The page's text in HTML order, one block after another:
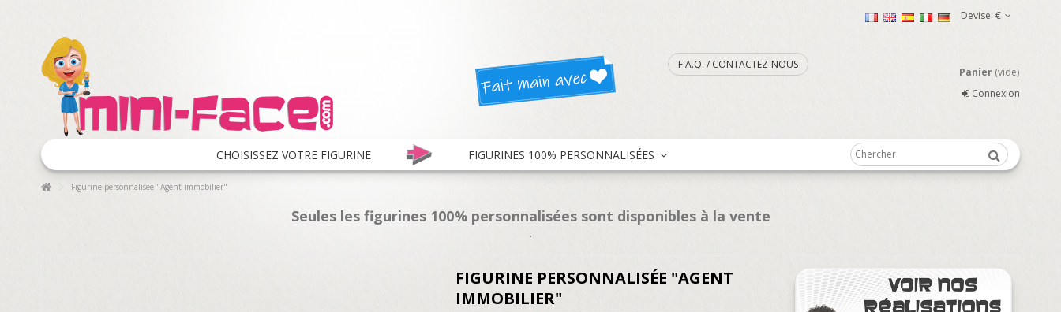
Devise: €
F.A.Q. / CONTACTEZ-NOUS
Panier (vide)
Connexion
CHOISISSEZ VOTRE FIGURINE FIGURINES 100% PERSONNALISÉES
Figurine personnalisée "Agent immobilier"
Seules les figurines 100% personnalisées sont disponibles à la vente
.
FIGURINE PERSONNALISÉE "AGENT
IMMOBILIER"